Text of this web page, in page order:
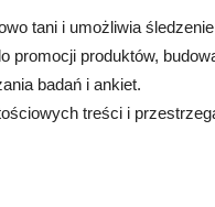
tani i umożliwia
promocji produktów,
badań i ankiet.
treści i